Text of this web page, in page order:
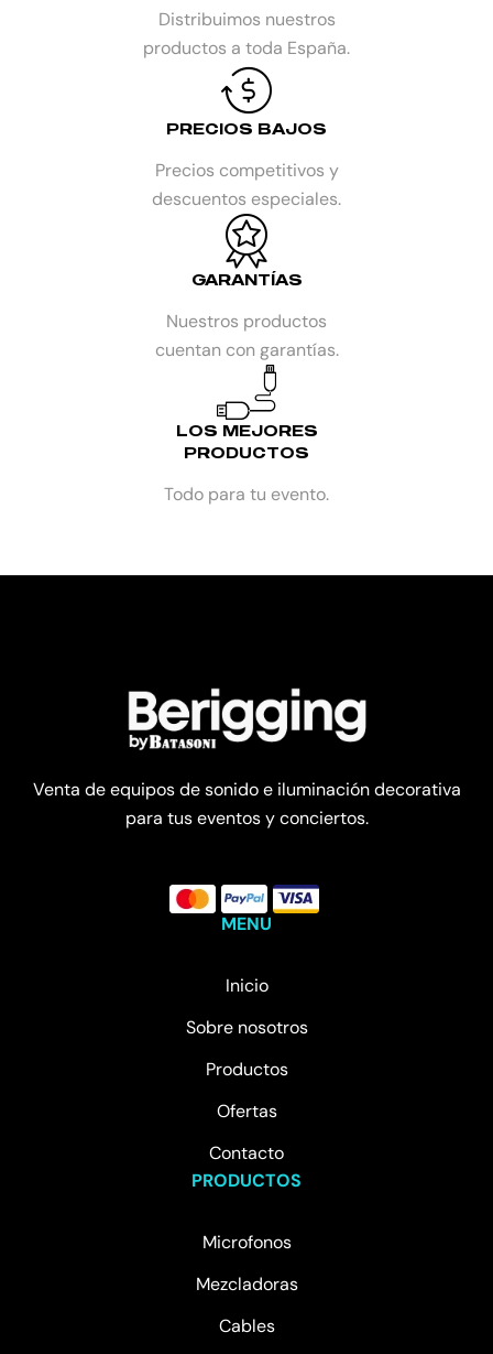
Distribuimos nuestros
productos a toda España.
PRECIOS BAJOS
Precios competitivos y
descuentos especiales.
GARANTÍAS
Nuestros productos
cuentan con garantías.
LOS MEJORES
PRODUCTOS
Todo para tu evento.
Venta de equipos de sonido e iluminación decorativa
para tus eventos y conciertos.
MENU
Inicio
Sobre nosotros
Productos
Ofertas
Contacto
PRODUCTOS
Microfonos
Mezcladoras
Cables